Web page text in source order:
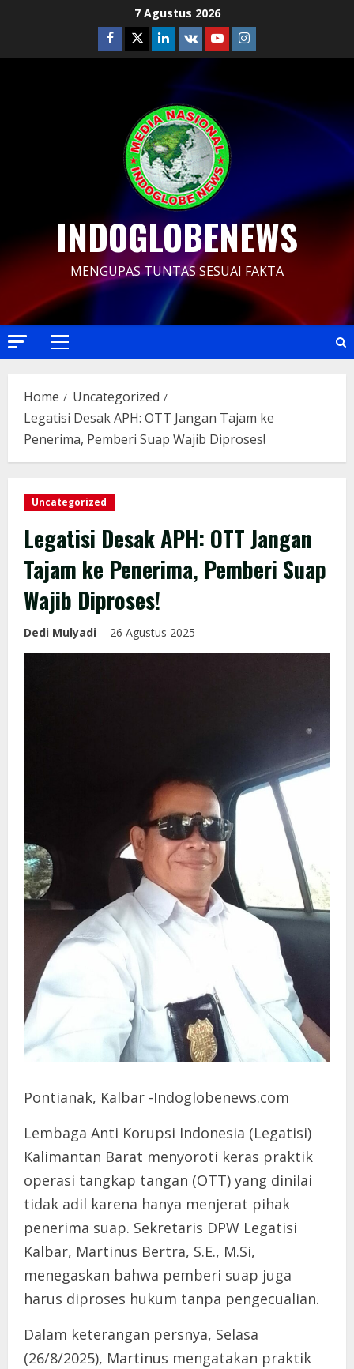
7 Agustus 2026
Facebook
TwitterLinkedin
VK YoutubeInstagram
INDOGLOBENEWS
MENGUPAS TUNTAS SESUAI FAKTA
Primary
Home
Uncategorized
Legatisi Desak APH: OTT Jangan Tajam ke
Penerima, Pemberi Suap Wajib Diproses!
Uncategorized
Legatisi Desak APH: OTT Jangan
Tajam ke Penerima, Pemberi Suap
Wajib Diproses!
Dedi Mulyadi 26 Agustus 2025
Pontianak, Kalbar -Indoglobenews.com
Lembaga Anti Korupsi Indonesia (Legatisi)
Kalimantan Barat menyoroti keras praktik
operasi tangkap tangan (OTT) yang dinilai
tidak adil karena hanya menjerat pihak
penerima suap. Sekretaris DPW Legatisi
Kalbar, Martinus Bertra, S.E., M.Si,
menegaskan bahwa pemberi suap juga
harus diproses hukum tanpa pengecualian.
Dalam keterangan persnya, Selasa
(26/8/2025), Martinus mengatakan praktik